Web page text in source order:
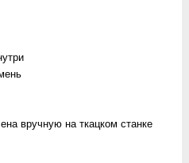
вручную на ткацком станке